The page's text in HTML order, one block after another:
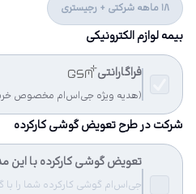
18 ماهه شرکتی + رجیستری
بیمه لوازم الکترونیکی
فراگارانتی
(هدیه ویژه جی‌اس‌ام مخصوص
شرکت در طرح تعویض گوشی کارکرده
تعویض گوشی کارکرده با این
جی‌اس‌ام گوشی کارکرده شما را